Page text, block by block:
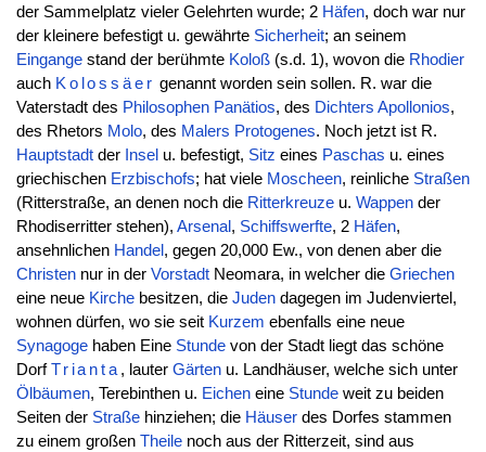
der Sammelplatz vieler Gelehrten wurde; 2 Häfen, doch war nur
der kleinere befestigt u. gewährte Sicherheit; an seinem
Eingangestand der berühmte Koloß(s.d. 1), wovon die Rhodier
auch Kolossäer genannt worden sein sollen. R. war die
Vaterstadt des Philosophen Panätios, des Dichters Apollonios,
des Rhetors Molo, des Malers Protogenes. Noch jetzt ist R.
Hauptstadtder Insel u. befestigt, Sitz eines Paschas u. eines
griechischen Erzbischofs; hat viele Moscheen, reinliche Straßen
(Ritterstraße, an denen noch die Ritterkreuzeu. Wappender
Rhodiserritter stehen), Arsenal, Schiffswerfte, 2 Häfen,
ansehnlichen Handel , gegen 20,000 Ew., von denen aber die
Christennur in der VorstadtNeomara, in welcher die Griechen
eine neue Kirchebesitzen, die Judendagegen im Judenviertel,
wohnen dürfen, wo sie seit Kurzem ebenfalls eine neue
Synagogehaben Eine Stundevon der Stadt liegt das schöne
DorfTrianta, lauterGärten u. Landhäuser, welche sich unter
Ölbäumen, Terebinthen u. Eicheneine Stundeweit zu beiden
Seiten der Straßehinziehen; die Häuserdes Dorfes stammen
zu einem großen Theilenoch aus der Ritterzeit, sind aus